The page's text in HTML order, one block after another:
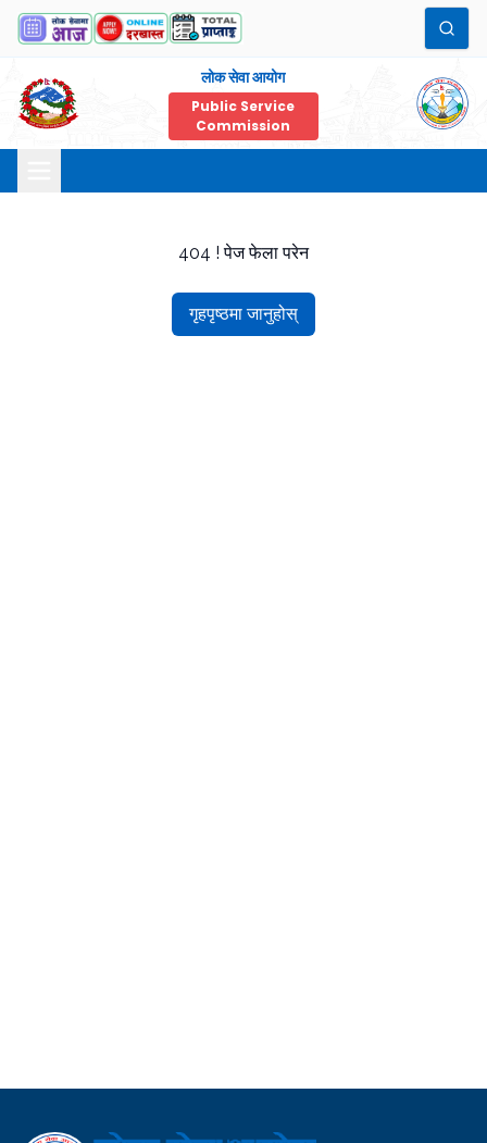
लोक सेवा आयोग
Public Service
Commission
404 ! पेज फेला परेन
गृहपृष्ठमा जानुहोस्